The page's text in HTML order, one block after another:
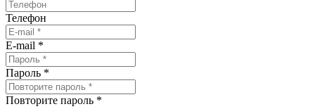
Телефон
E-mail *
Пароль *
Повторите пароль *